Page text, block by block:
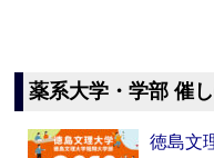
薬系大学・学部 催
徳島文